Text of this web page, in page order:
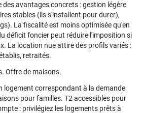
des avantages concrets : gestion légère
stables (ils s'installent pour durer),
La fiscalité est moins optimisée qu'en
déficit foncier peut réduire l'imposition si
La location nue attire des profils variés :
retraités.
Offre de maisons.
logement correspondant à la demande
pour familles. T2 accessibles pour
: privilégiez les logements prêts à